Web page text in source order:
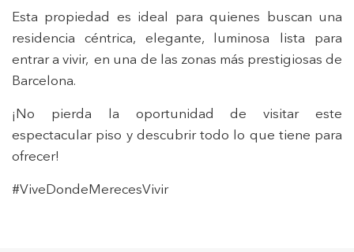
Esta propiedad es ideal para quienes buscan una
residencia céntrica, elegante, luminosa lista para
entrar a vivir, en una de las zonas más prestigiosas de
Barcelona.
¡No pierda la oportunidad de visitar este
espectacular piso y descubrir todo lo que tiene para
ofrecer!
#ViveDondeMerecesVivir
elaboración de perfiles de navegación de los usuarios con
el fin de introducir mejoras en función del análisis de los
datos de uso que hacen los usuarios del servicio. Permiten
guardar la información de preferencia del usuario para
mejorar la calidad de nuestros servicios y para ofrecer una
mejor experiencia a través de productos recomendados.
Marketing y publicidad
sobre las preferencias y elecciones personales del usuario
navegación. Gracias a ellas, podemos conocer los hábitos